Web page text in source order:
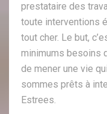
prestataire des
toute interventions
tout cher. Le but,
minimums besoins
de mener une vie
sommes prêts à
Estrees.